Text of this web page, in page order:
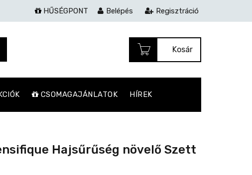
HŰSÉGPONT Belépés Regisztráció
Kosár
CSOMAGAJÁNLATOK HÍREK
Hajsűrűség növelő Szett